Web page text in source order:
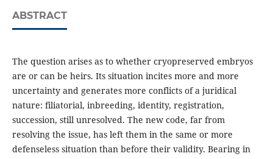
ABSTRACT
The question arises as to whether cryopreserved embryos
are or can be heirs. Its situation incites more and more
uncertainty and generates more conflicts of a juridical
nature: filiatorial, inbreeding, identity, registration,
succession, still unresolved. The new code, far from
resolving the issue, has left them in the same or more
defenseless situation than before their validity. Bearing in